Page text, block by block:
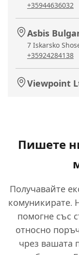
+35944636032
Asbis
7 Iskarsko
+35924284138
Viewpoint
51 Rusky Blvd.
Viewpoint
6A Stefan
+35960161684
Viewpoint
118 Slivnica
Пишете
Получавайте
комуникирате.
помогне със
относно
чрез вашата